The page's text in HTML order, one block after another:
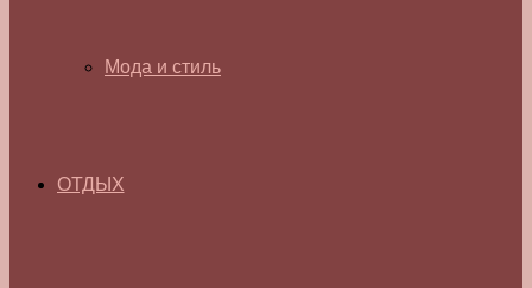
Мода и стиль
ОТДЫХ